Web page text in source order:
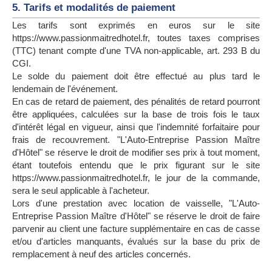
5. Tarifs et modalités de paiement
Les tarifs sont exprimés en euros sur le site
https://www.passionmaitredhotel.fr, toutes taxes comprises
(TTC) tenant compte d'une TVA non-applicable, art. 293 B du
CGI.
Le solde du paiement doit être effectué au plus tard le
lendemain de l'événement.
En cas de retard de paiement, des pénalités de retard pourront
être appliquées, calculées sur la base de trois fois le taux
d'intérêt légal en vigueur, ainsi que l'indemnité forfaitaire pour
frais de recouvrement. "L'Auto-Entreprise Passion Maître
d'Hôtel" se réserve le droit de modifier ses prix à tout moment,
étant toutefois entendu que le prix figurant sur le site
https://www.passionmaitredhotel.fr, le jour de la commande,
sera le seul applicable à l'acheteur.
Lors d'une prestation avec location de vaisselle, "L'Auto-
Entreprise Passion Maître d'Hôtel" se réserve le droit de faire
parvenir au client une facture supplémentaire en cas de casse
et/ou d'articles manquants, évalués sur la base du prix de
remplacement à neuf des articles concernés.